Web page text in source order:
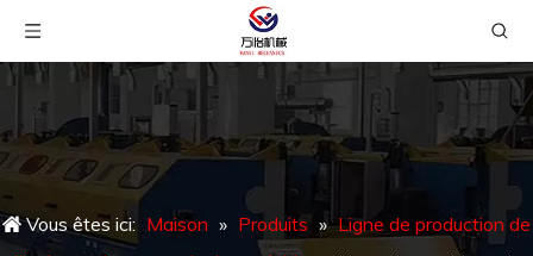
Vous êtes ici: Maison » Produits » Ligne de production de